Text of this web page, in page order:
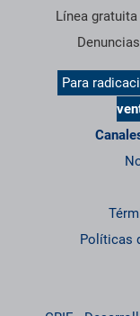
Línea
Para
Políticas